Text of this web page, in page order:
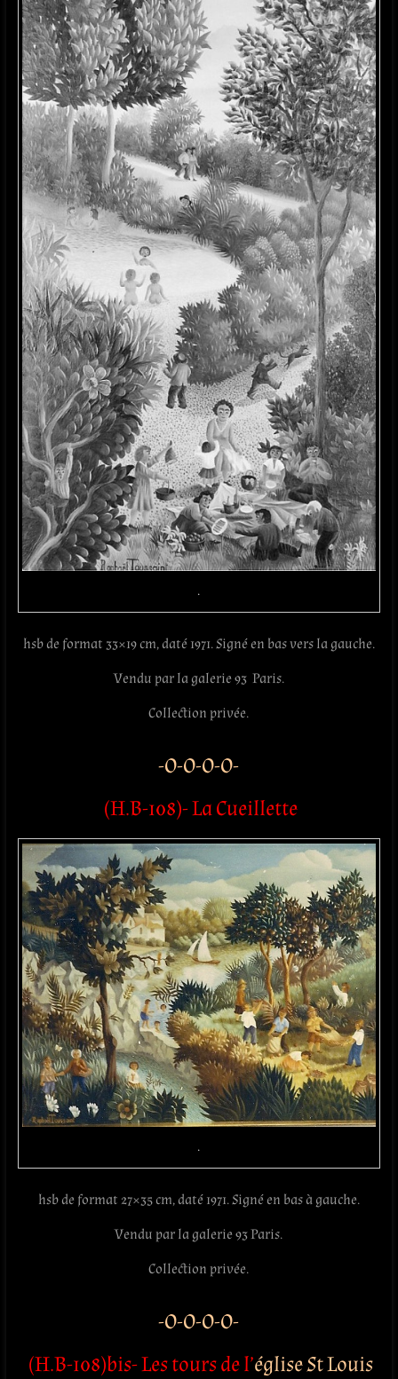
.
hsb de format 33×19 cm, daté 1971. Signé en bas vers la gauche.
Vendu par la galerie 93 Paris.
Collection privée.
-O-O-O-O-
(H.B-108)- La Cueillette
.
hsb de format 27×35 cm, daté 1971. Signé en bas à gauche.
Vendu par la galerie 93 Paris.
Collection privée.
-O-O-O-O-
(H.B-108)bis- Les tours de l’église St Louis